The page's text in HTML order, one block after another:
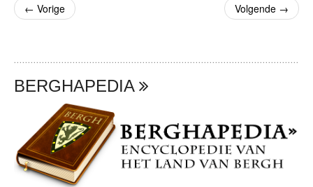
← Vorige Volgende →
BERGHAPEDIA